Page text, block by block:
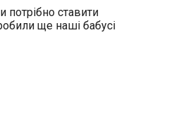
ставити
ще наші бабусі